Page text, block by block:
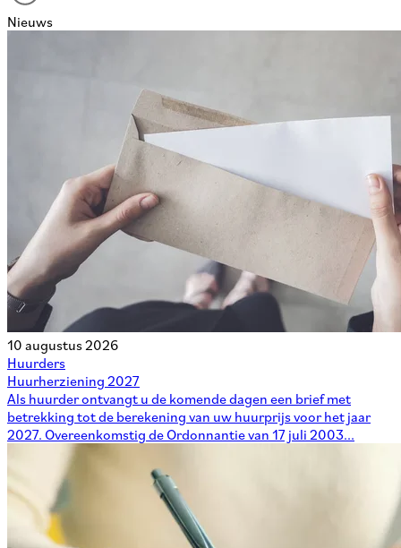
Nieuws
10 augustus 2026
Huurders
Huurherziening 2027
Als huurder ontvangt u de komende dagen een brief met
betrekking tot de berekening van uw huurprijs voor het jaar
2027. Overeenkomstig de Ordonnantie van 17 juli 2003...